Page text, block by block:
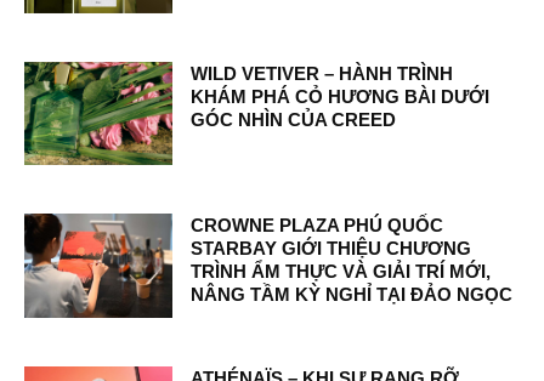
WILD VETIVER – HÀNH TRÌNH
KHÁM PHÁ CỎ HƯƠNG BÀI DƯỚI
GÓC NHÌN CỦA CREED
CROWNE PLAZA PHÚ QUỐC
STARBAY GIỚI THIỆU CHƯƠNG
TRÌNH ẨM THỰC VÀ GIẢI TRÍ MỚI,
NÂNG TẦM KỲ NGHỈ TẠI ĐẢO NGỌC